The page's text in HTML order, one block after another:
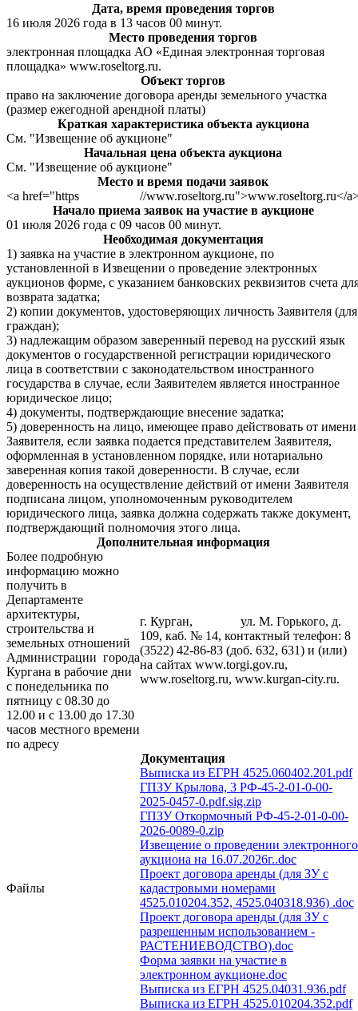
Дата, время проведения торгов
16 июля 2026 года в 13 часов 00 минут.
Место проведения торгов
электронная площадка АО «Единая электронная торговая
площадка» www.roseltorg.ru.
Объект торгов
право на заключение договора аренды земельного участка
(размер ежегодной арендной платы)
Краткая характеристика объекта аукциона
См. "Извещение об аукционе"
Начальная цена объекта аукциона
См. "Извещение об аукционе"
Место и время подачи заявок
<a href="https
//www.roseltorg.ru">www.roseltorg.ru</
Начало приема заявок на участие в аукционе
01 июля 2026 года с 09 часов 00 минут.
Необходимая документация
1) заявка на участие в электронном аукционе, по
установленной в Извещении о проведение электронных
аукционов форме, с указанием банковских реквизитов счета
возврата задатка;
2) копии документов, удостоверяющих личность Заявителя (для
граждан);
3) надлежащим образом заверенный перевод на русский язык
документов о государственной регистрации юридического
лица в соответствии с законодательством иностранного
государства в случае, если Заявителем является иностранное
юридическое лицо;
4) документы, подтверждающие внесение задатка;
5) доверенность на лицо, имеющее право действовать от имени
Заявителя, если заявка подается представителем Заявителя,
оформленная в установленном порядке, или нотариально
заверенная копия такой доверенности. В случае, если
доверенность на осуществление действий от имени Заявителя
подписана лицом, уполномоченным руководителем
юридического лица, заявка должна содержать также документ,
подтверждающий полномочия этого лица.
Дополнительная информация
Более подробную
информацию можно
получить в
Департаменте
архитектуры,
строительства и
земельных отношений
Администрации города
Кургана в рабочие дни
с понедельника по
пятницу с 08.30 до
12.00 и с 13.00 до 17.30
часов местного времени
по адресу
г. Курган, ул. М. Горького, д.
109, каб. № 14, контактный телефон: 8
(3522) 42-86-83 (доб. 632, 631) и (или)
на сайтах www.torgi.gov.ru,
www.roseltorg.ru, www.kurgan-city.ru.
Документация
Файлы
Выписка из ЕГРН 4525.060402.201.pdf
ГПЗУ Крылова, 3 РФ-45-2-01-0-00-
2025-0457-0.pdf.sig.zip
ГПЗУ Откормочный РФ-45-2-01-0-00-
2026-0089-0.zip
Извещение о проведении электронного
аукциона на 16.07.2026г..doc
Проект договора аренды (для ЗУ с
кадастровыми номерами
4525.010204.352, 4525.040318.936) .doc
Проект договора аренды (для ЗУ с
разрешенным использованием -
РАСТЕНИЕВОДСТВО).doc
Форма заявки на участие в
электронном аукционе.doc
Выписка из ЕГРН 4525.04031.936.pdf
Выписка из ЕГРН 4525.010204.352.pdf